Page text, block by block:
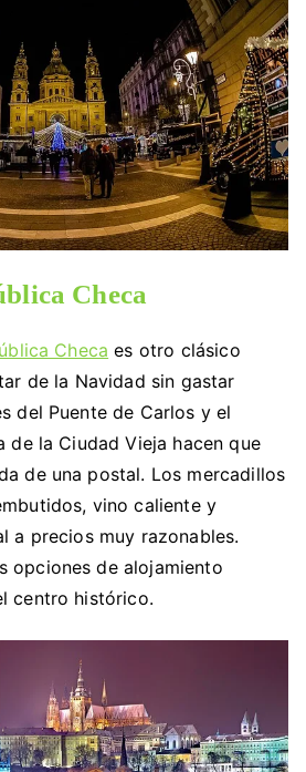
Checa
Checa es otro clásico
de la Navidad sin gastar
del Puente de Carlos y el
de la Ciudad Vieja hacen que
de una postal. Los mercadillos
vino caliente y
a precios muy razonables.
opciones de alojamiento
centro histórico.